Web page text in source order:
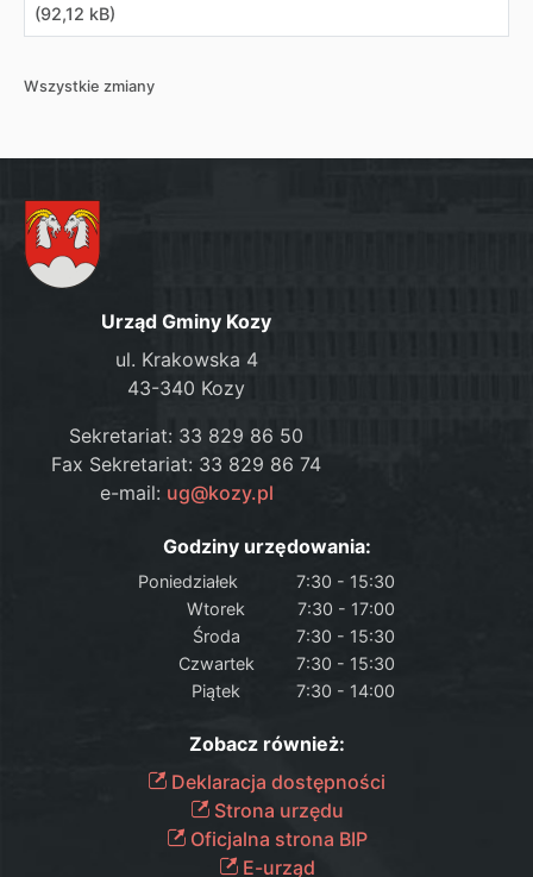
(92,12 kB)
Wszystkie zmiany
Urząd Gminy Kozy
ul. Krakowska 4
43-340 Kozy
Sekretariat: 33 829 86 50
Fax Sekretariat: 33 829 86 74
e-mail: ug@kozy.pl
Godziny urzędowania:
Poniedziałek
7:30 - 15:30
Wtorek
7:30 - 17:00
Środa
7:30 - 15:30
Czwartek
7:30 - 15:30
Piątek
7:30 - 14:00
Zobacz również:
Deklaracja dostępności
Strona urzędu
Oficjalna strona BIP
E-urząd